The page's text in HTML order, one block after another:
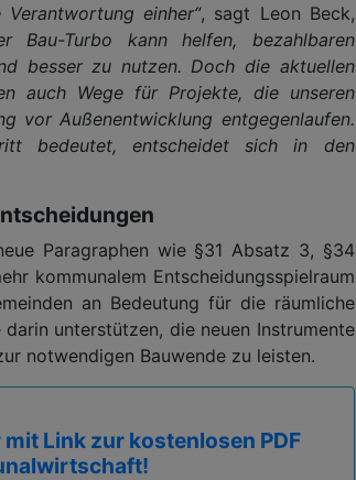
einher“, sagt Leon Beck,
Bau-Turbo kann helfen, bezahlbaren
besser zu nutzen. Doch die aktuellen
auch Wege für Projekte, die unseren
vor Außenentwicklung entgegenlaufen.
bedeutet, entscheidet sich in den
Paragraphen wie §31 Absatz 3, §34
kommunalem Entscheidungsspielraum
an Bedeutung für die räumliche
unterstützen, die neuen Instrumente
notwendigen Bauwende zu leisten.
Link zur kostenlosen PDF